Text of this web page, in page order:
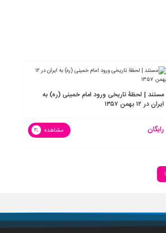
مستند | لحظۀ تاریخی ورود امام خمینی (ره) به
ایران در ۱۲ بهمن ۱۳۵۷
رایگان مشاهده
1